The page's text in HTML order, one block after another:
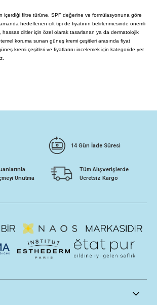
içerdiği filtre türüne, SPF değerine ve formülasyonuna göre
hedeflenen cilt tipi de fiyatının belirlenmesinde önemli
hassas ciltler için özel olarak tasarlanan ya da dermatolojik
koruma sunan güneş kremi çeşitleri arasında fiyat
kremi çeşitleri ve fiyatlarını incelemek için kategoride yer
14 Gün İade Süresi
Unutma
Tüm Alışverişlerde
Ücretsiz Kargo